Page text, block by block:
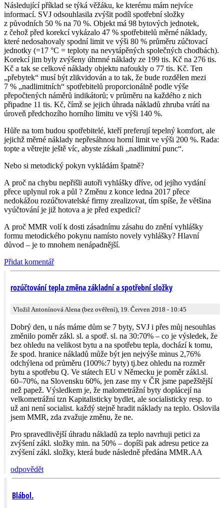
Následující příklad se týká věžáku, ke kterému mám nejvíce
informací. SVJ odsouhlasila zvýšit podíl spotřební složky
z původních 50 % na 70 %. Objekt má 98 bytových jednotek,
z čehož před korekcí vykázalo 47 % spotřebitelů měrné náklady,
které nedosahovaly spodní limit ve výši 80 % průměru zúčtovací
jednotky (=17 °C = teploty na nevytápěných společných chodbách).
Korekcí jim byly zvýšeny úhrnné náklady ze 199 tis. Kč na 276 tis.
Kč a tak se celkové náklady objektu nafoukly o 77 tis. Kč. Ten
„přebytek“ musí být zlikvidován a to tak, že bude rozdělen mezi
7 % „nadlimitních“ spotřebitelů proporcionálně podle výše
přepočtených náměrů indikátorů; v průměru na každého z nich
připadne 11 tis. Kč, čímž se jejich úhrada nákladů zhruba vrátí na
úroveň předchozího horního limitu ve výši 140 %.
Hůře na tom budou spotřebitelé, kteří preferují tepelný komfort, ale
jejichž měrné náklady nepřesáhnou horní limit ve výši 200 %. Rada:
topte a větrejte ještě víc, abyste získali „nadlimitní punc“.
Nebo si metodický pokyn vykládám špatně?
A proč na chybu nepřišli autoři vyhlášky dříve, od jejího vydání
přece uplynul rok a půl ? Změnu z konce ledna 2017 přece
nedokážou rozúčtovatelské firmy zrealizovat, tím spíše, že většina
vyúčtování je již hotova a je před expedicí?
A proč MMR volí k dosti zásadnímu zásahu do znění vyhlášky
formu metodického pokynu namísto novely vyhlášky? Hlavní
důvod – je to mnohem nenápadnější.
Přidat komentář
rozúčtování tepla změna základní a spotřební složky
Vložil Antonínová Alena (bez ověření), 19. Červen 2018 - 10:45
Dobrý den, u nás máme dům se 7 byty, SVJ i přes můj nesouhlas
změnilo poměr zákl. sl. a spotř. sl. na 30:70% – co je výsledek, že
bez ohledu na velikost bytu a na spotřebu tepla, dochází k tomu,
že spod. hranice nákladů může být jen nejvýše minus 2,76%
odchýlena od průměru (100%:7 byty) tj.bez ohledu na rozměr
bytu a spotřebu Q. Ve státech EU v Německu je poměr zákl.sl.
60–70%, na Slovensku 60%, jen zase my v ČR jsme papežštější
než papež. Výsledkem je, že malometrážní byty doplácejí na
velkometrážní tzn Kapitalisticky bydlet, ale socialisticky resp. to
už ani není socialist. každý stejně hradit náklady na teplo. Oslovila
jsem MMR, zda zvažuje změnu, že ne.
Pro spravedlivější úhradu nákladů za teplo navrhuji petici za
zvýšení zákl. složky min. na 50% – dopíši pak adresu petice za
zvýšení zákl. složky, která bude následně předána MMR.AA
odpovědět
Blábol.